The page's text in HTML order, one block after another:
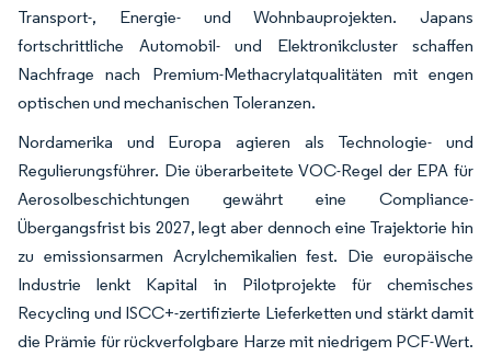
Transport-, Energie- und Wohnbauprojekten. Japans
fortschrittliche Automobil- und Elektronikcluster schaffen
Nachfrage nach Premium-Methacrylatqualitäten mit engen
optischen und mechanischen Toleranzen.
Nordamerika und Europa agieren als Technologie- und
Regulierungsführer. Die überarbeitete VOC-Regel der EPA für
Aerosolbeschichtungen gewährt eine Compliance-
Übergangsfrist bis 2027, legt aber dennoch eine Trajektorie hin
zu emissionsarmen Acrylchemikalien fest. Die europäische
Industrie lenkt Kapital in Pilotprojekte für chemisches
Recycling und ISCC+-zertifizierte Lieferketten und stärkt damit
die Prämie für rückverfolgbare Harze mit niedrigem PCF-Wert.